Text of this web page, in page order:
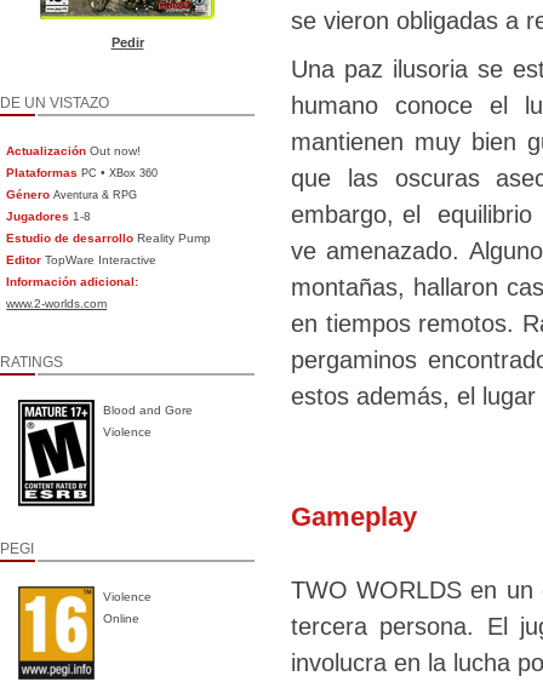
Pedir
DE UN VISTAZO
Actualización Out now!
Plataformas PC •XBox 360
Género Aventura & RPG
Jugadores 1-8
Estudio de desarrollo Reality Pump
Editor TopWare Interactive
Información adicional:
www.2-worlds.com
RATINGS
Blood and Gore
Violence
PEGI
Violence
Online
se vieron obligadas a
Una paz ilusoria se
humano conoce el
mantienen muy bien
que las oscuras
embargo, el equilibrio
ve amenazado.
montañas, hallaron
en tiempos remotos.
pergaminos
estos además, el
Gameplay
TWO WORLDS en
tercera persona. El
involucra en la lucha